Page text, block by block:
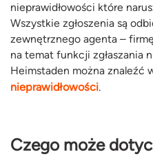
nieprawidłowości które
Wszystkie zgłoszenia są
zewnętrznego agenta –
na temat funkcji zgłaszania
Heimstaden można znaleźć
nieprawidłowości.
Czego może